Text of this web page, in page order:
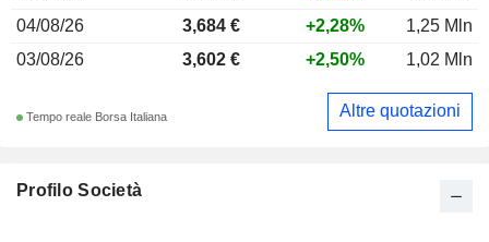
Profilo Società
04/08/26
3,684 € +2,28%
1,25 Mln
03/08/26
3,602 € +2,50% 1,02 Mln
Tempo reale Borsa Italiana Altre quotazioni